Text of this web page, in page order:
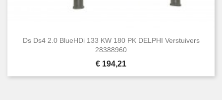
Ds Ds4 2.0 BlueHDi 133 KW 180 PK DELPHI Verstuivers
28388960
Prijs
€ 194,21